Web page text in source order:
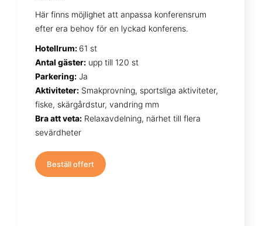
Här finns möjlighet att anpassa konferensrum
efter era behov för en lyckad konferens.
Hotellrum: 61 st
Antal gäster: upp till 120 st
Parkering: Ja
Aktiviteter: Smakprovning, sportsliga aktiviteter,
fiske, skärgårdstur, vandring mm
Bra att veta: Relaxavdelning, närhet till flera
sevärdheter
Beställ offert